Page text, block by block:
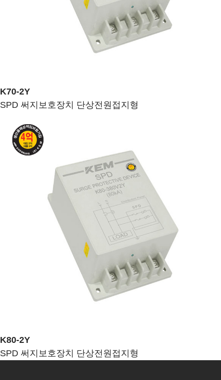
K70-2Y
SPD 써지보호장치 단상전원접지형
K80-2Y
SPD 써지보호장치 단상전원접지형